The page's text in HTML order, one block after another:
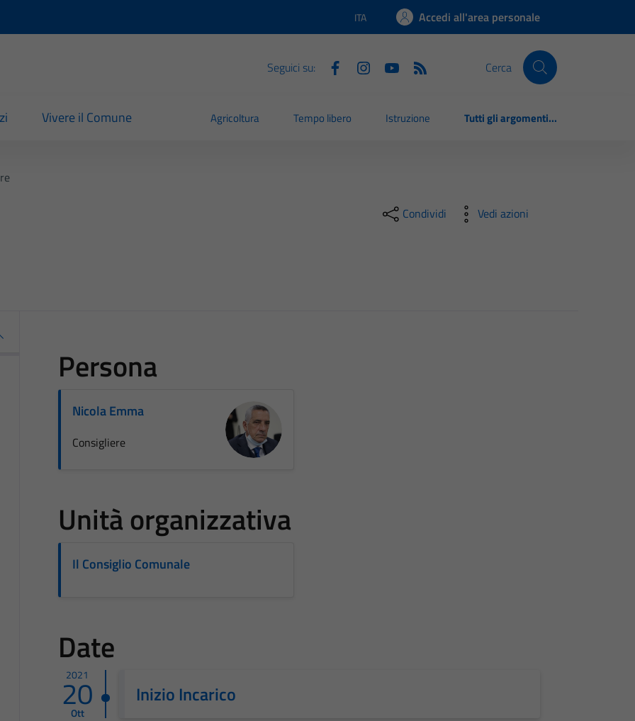
Lingua attiva:
ITA Accedi all'area personale
Seguici su: Cerca
Vivere il Comune Agricoltura Tempo libero Istruzione Tutti gli argomenti...
Condividi Vedi azioni
Persona
Nicola Emma
Consigliere
Unità organizzativa
Il Consiglio Comunale
Date
2021
20
Ott
Inizio Incarico